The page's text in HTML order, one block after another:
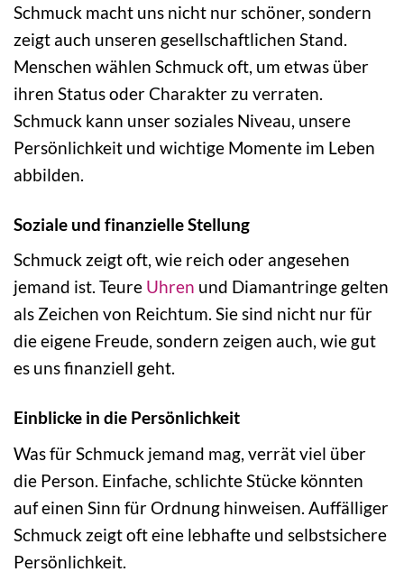
Schmuck macht uns nicht nur schöner, sondern
zeigt auch unseren gesellschaftlichen Stand.
Menschen wählen Schmuck oft, um etwas über
ihren Status oder Charakter zu verraten.
Schmuck kann unser soziales Niveau, unsere
Persönlichkeit und wichtige Momente im Leben
abbilden.
Soziale und finanzielle Stellung
Schmuck zeigt oft, wie reich oder angesehen
jemand ist. Teure Uhren und Diamantringe gelten
als Zeichen von Reichtum. Sie sind nicht nur für
die eigene Freude, sondern zeigen auch, wie gut
es uns finanziell geht.
Einblicke in die Persönlichkeit
Was für Schmuck jemand mag, verrät viel über
die Person. Einfache, schlichte Stücke könnten
auf einen Sinn für Ordnung hinweisen. Auffälliger
Schmuck zeigt oft eine lebhafte und selbstsichere
Persönlichkeit.